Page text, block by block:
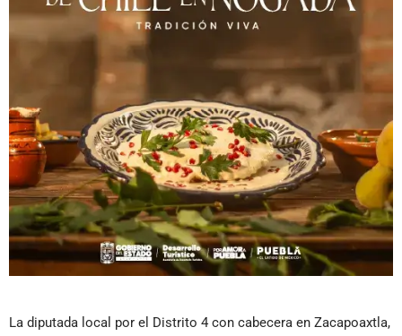
La diputada local por el Distrito 4 con cabecera en Zacapoaxtla,